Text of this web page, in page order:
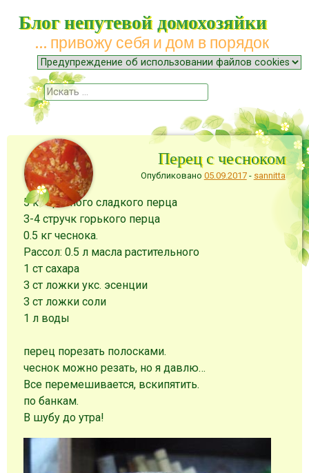
Блог непутевой домохозяйки
… привожу себя и дом в порядок
Меню
Наверх
Поиск
Перец с чесноком
Опубликовано 05.09.2017- sannitta
5 кг красного сладкого перца
3-4 стручк горького перца
0.5 кг чеснока.
Рассол: 0.5 л масла растительного
1 ст сахара
3 ст ложки укс. эсенции
3 ст ложки соли
1 л воды
перец порезать полосками.
чеснок можно резать, но я давлю…
Все перемешивается, вскипятить.
по банкам.
В шубу до утра!